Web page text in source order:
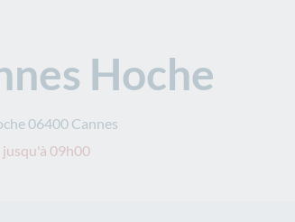
Hoche
06400 Cannes
jusqu'à 09h00